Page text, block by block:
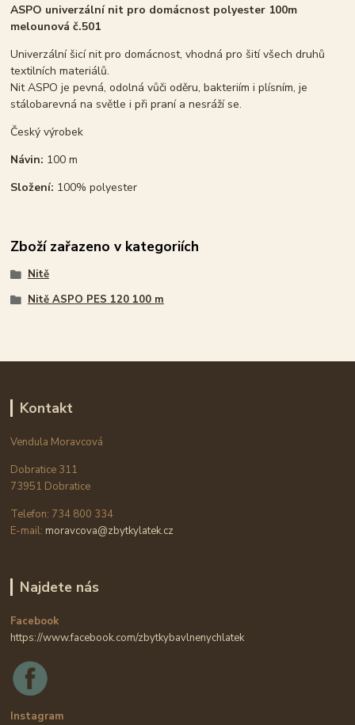
ASPO univerzální nit pro domácnost polyester 100m
melounová č.501
Univerzální šicí nit pro domácnost, vhodná pro šití všech druhů
textilních materiálů.
Nit ASPO je pevná, odolná vůči oděru, bakteriím i plísním, je
stálobarevná na světle i při praní a nesráží se.
Český výrobek
Návin: 100 m
Složení: 100% polyester
Zboží zařazeno v kategoriích
Nitě
Nitě ASPO PES 120 100 m
Kontakt
Vendula Moravcová
Dobratice 311
73951 Dobratice
Telefon: 734 800 334
E-mail: moravcova@zbytkylatek.cz
Najdete nás
Facebook
https://www.facebook.com/zbytkybavlnenychlatek
Instagram